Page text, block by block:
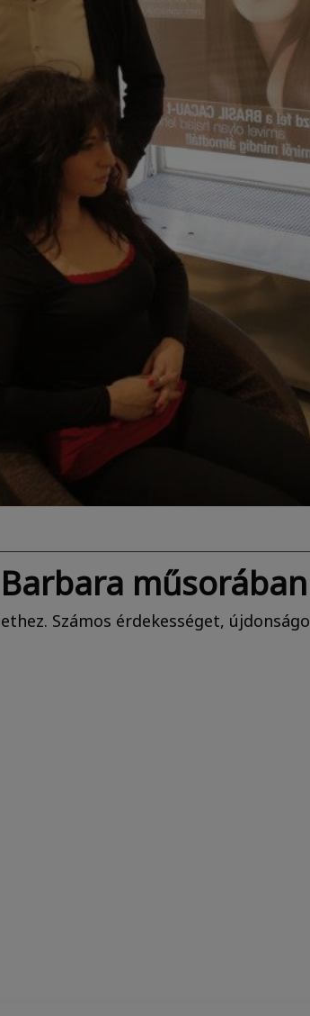
műsorában
Számos érdekességet,